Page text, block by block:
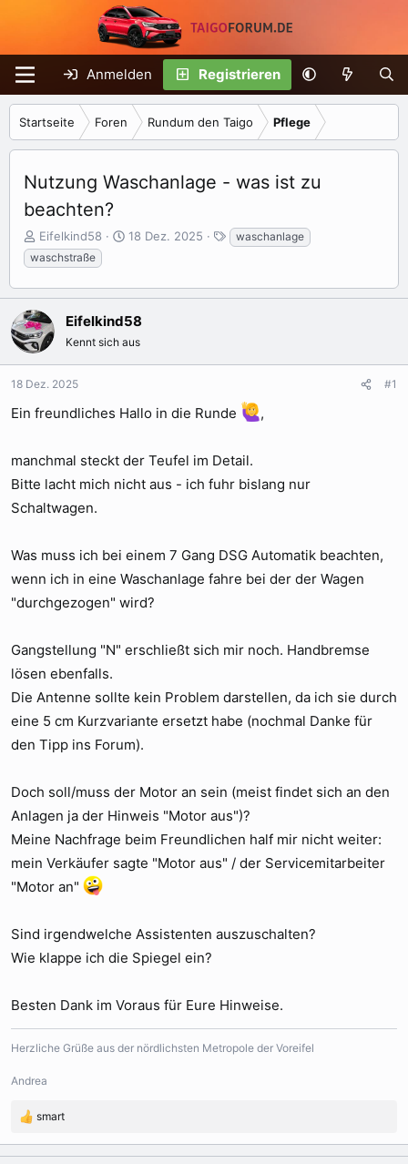
Anmelden Registrieren
Startseite Foren Rundum den Taigo Pflege
Nutzung Waschanlage - was ist zu
beachten?
E
r
s
t
l
l
e
Eifelkind58
E
t
l
l
18 Dez. 2025
S
l
e
waschanlage
waschstraße
Eifelkind58
Kennt sich aus
18 Dez. 2025 #1
Ein freundliches Hallo in die Runde ,
manchmal steckt der Teufel im Detail.
Bitte lacht mich nicht aus - ich fuhr bislang nur
Schaltwagen.
Was muss ich bei einem 7 Gang DSG Automatik beachten,
wenn ich in eine Waschanlage fahre bei der der Wagen
"durchgezogen" wird?
Gangstellung "N" erschließt sich mir noch. Handbremse
lösen ebenfalls.
Die Antenne sollte kein Problem darstellen, da ich sie durch
eine 5 cm Kurzvariante ersetzt habe (nochmal Danke für
den Tipp ins Forum).
Doch soll/muss der Motor an sein (meist findet sich an den
Anlagen ja der Hinweis "Motor aus")?
Meine Nachfrage beim Freundlichen half mir nicht weiter:
mein Verkäufer sagte "Motor aus" / der Servicemitarbeiter
"Motor an"
Sind irgendwelche Assistenten auszuschalten?
Wie klappe ich die Spiegel ein?
Besten Dank im Voraus für Eure Hinweise.
Herzliche Grüße aus der nördlichsten Metropole der Voreifel
Andrea
R
a
smart